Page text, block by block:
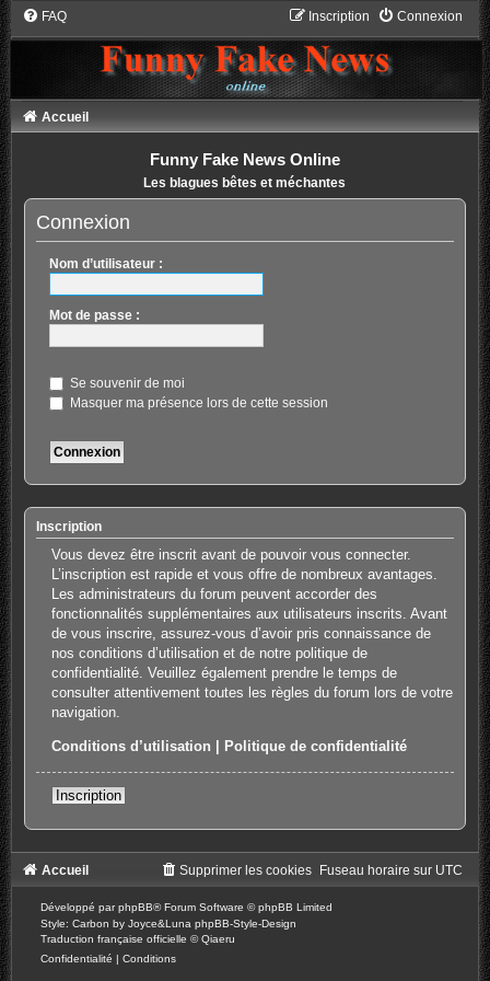
FAQ Connexion
Inscription
Accueil
Funny Fake News Online
Les blagues bêtes et méchantes
Connexion
Nom d’utilisateur :
Mot de passe :
Se souvenir de moi
Masquer ma présence lors de cette session
Inscription
Vous devez être inscrit avant de pouvoir vous connecter.
L’inscription est rapide et vous offre de nombreux avantages.
Les administrateurs du forum peuvent accorder des
fonctionnalités supplémentaires aux utilisateurs inscrits. Avant
de vous inscrire, assurez-vous d’avoir pris connaissance de
nos conditions d’utilisation et de notre politique de
confidentialité. Veuillez également prendre le temps de
consulter attentivement toutes les règles du forum lors de votre
navigation.
Conditions d’utilisation Politique de confidentialité
Inscription
Accueil Fuseau horaire sur UTC
Supprimer les cookies
Développé parphpBB® Forum Software © phpBB Limited
Style: Carbon by Joyce&Luna phpBB-Style-Design
Traduction française officielle ©Qiaeru
Confidentialité | Conditions